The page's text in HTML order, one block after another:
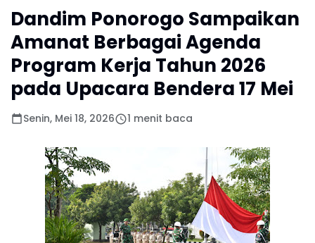
Dandim Ponorogo Sampaikan
Amanat Berbagai Agenda
Program Kerja Tahun 2026
pada Upacara Bendera 17 Mei
Senin, Mei 18, 2026 1 menit baca